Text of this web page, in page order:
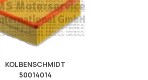
KOLBENSCHMIDT
50014014